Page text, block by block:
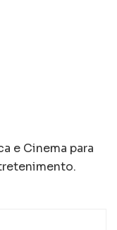
e Cinema para